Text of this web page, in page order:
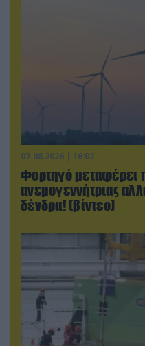
07.08.2026 | 16:02
Φορτηγό μεταφέρει
ανεμογεννήτριας
δένδρα! (βίντεο)